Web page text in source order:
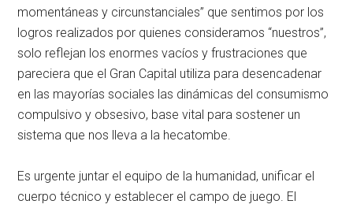
momentáneas y circunstanciales” que sentimos por los
logros realizados por quienes consideramos “nuestros”,
solo reflejan los enormes vacíos y frustraciones que
pareciera que el Gran Capital utiliza para desencadenar
en las mayorías sociales las dinámicas del consumismo
compulsivo y obsesivo, base vital para sostener un
sistema que nos lleva a la hecatombe.
Es urgente juntar el equipo de la humanidad, unificar el
cuerpo técnico y establecer el campo de juego. El